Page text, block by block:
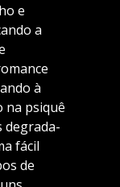
e
a
à
psiquê
degrada-
fácil
de